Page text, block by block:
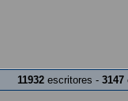
11932 escritores - 3147